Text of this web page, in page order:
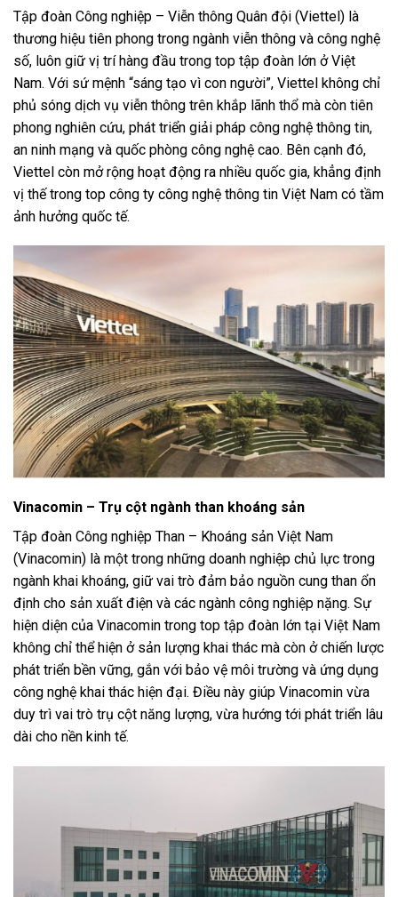
Tập đoàn Công nghiệp – Viễn thông Quân đội (Viettel) là
thương hiệu tiên phong trong ngành viễn thông và công nghệ
số, luôn giữ vị trí hàng đầu trong top tập đoàn lớn ở Việt
Nam. Với sứ mệnh “sáng tạo vì con người”, Viettel không chỉ
phủ sóng dịch vụ viễn thông trên khắp lãnh thổ mà còn tiên
phong nghiên cứu, phát triển giải pháp công nghệ thông tin,
an ninh mạng và quốc phòng công nghệ cao. Bên cạnh đó,
Viettel còn mở rộng hoạt động ra nhiều quốc gia, khẳng định
vị thế trong top công ty công nghệ thông tin Việt Nam có tầm
ảnh hưởng quốc tế.
Vinacomin – Trụ cột ngành than khoáng sản
Tập đoàn Công nghiệp Than – Khoáng sản Việt Nam
(Vinacomin) là một trong những doanh nghiệp chủ lực trong
ngành khai khoáng, giữ vai trò đảm bảo nguồn cung than ổn
định cho sản xuất điện và các ngành công nghiệp nặng. Sự
hiện diện của Vinacomin trong top tập đoàn lớn tại Việt Nam
không chỉ thể hiện ở sản lượng khai thác mà còn ở chiến lược
phát triển bền vững, gắn với bảo vệ môi trường và ứng dụng
công nghệ khai thác hiện đại. Điều này giúp Vinacomin vừa
duy trì vai trò trụ cột năng lượng, vừa hướng tới phát triển lâu
dài cho nền kinh tế.